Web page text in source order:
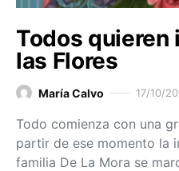
Todos quieren
las Flores
María Calvo 17/10/
Todo comienza con una
partir de ese momento la
familia De La Mora se